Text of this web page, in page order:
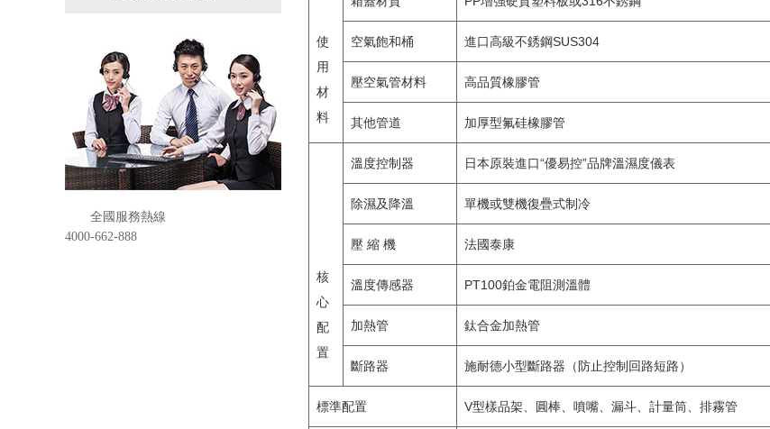
全國服務熱線
4000-662-888
使
用
材
料
空氣飽和桶 進口高級不銹鋼SUS304
壓空氣管材料 高品質橡膠管
其他管道 加厚型氟硅橡膠管
核
心
配
置
溫度控制器 日本原裝進口“優易控”品牌溫濕度儀表
除濕及降溫 單機或雙機復疊式制冷
壓 縮 機 法國泰康
溫度傳感器 PT100鉑金電阻測溫體
加熱管 鈦合金加熱管
斷路器 施耐德小型斷路器（防止控制回路短路）
標準配置 V型樣品架、圓棒、噴嘴、漏斗、計量筒、排霧管